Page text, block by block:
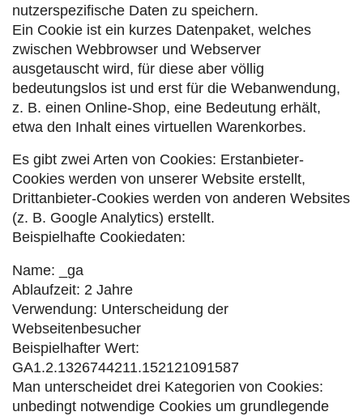
nutzerspezifische Daten zu speichern.
Ein Cookie ist ein kurzes Datenpaket, welches
zwischen Webbrowser und Webserver
ausgetauscht wird, für diese aber völlig
bedeutungslos ist und erst für die Webanwendung,
z. B. einen Online-Shop, eine Bedeutung erhält,
etwa den Inhalt eines virtuellen Warenkorbes.
Es gibt zwei Arten von Cookies: Erstanbieter-
Cookies werden von unserer Website erstellt,
Drittanbieter-Cookies werden von anderen Websites
(z. B. Google Analytics) erstellt.
Beispielhafte Cookiedaten:
Name: _ga
Ablaufzeit: 2 Jahre
Verwendung: Unterscheidung der
Webseitenbesucher
Beispielhafter Wert:
GA1.2.1326744211.152121091587
Man unterscheidet drei Kategorien von Cookies:
unbedingt notwendige Cookies um grundlegende